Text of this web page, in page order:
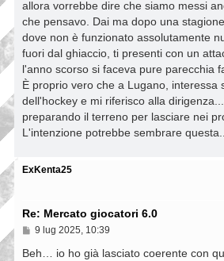
allora vorrebbe dire che siamo messi
che pensavo. Dai ma dopo una
dove non è funzionato assolutamente
fuori dal ghiaccio, ti presenti con un
l'anno scorso si faceva pure parecchia
È proprio vero che a Lugano, interessa
dell'hockey e mi riferisco alla
preparando il terreno per lasciare nei
L'intenzione potrebbe sembrare
ExKenta25
Re: Mercato giocatori 6.0
M
s
9 lug 2025, 10:39
Beh… io ho già lasciato coerente con